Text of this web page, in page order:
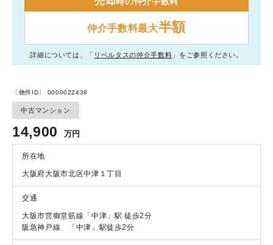
仲介手数料最大半額
詳細については、「 リベルタスの仲介手数料 」をご参照ください。
〔物件ID〕 0000022438
中古マンション
14,900 万円
所在地
大阪府大阪市北区中津１丁目
交通
大阪市営御堂筋線「中津」駅 徒歩2分
阪急神戸線 「中津」駅徒歩2分